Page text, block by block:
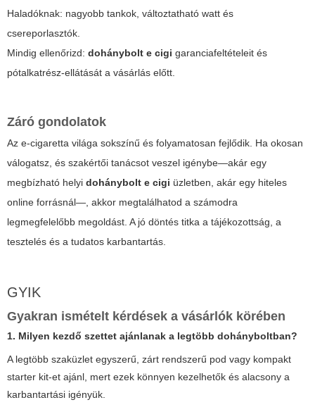
Haladóknak: nagyobb tankok, változtatható watt és
csereporlasztók.
Mindig ellenőrizd: dohánybolt e cigi garanciafeltételeit és
pótalkatrész-ellátását a vásárlás előtt.
Záró gondolatok
Az e-cigaretta világa sokszínű és folyamatosan fejlődik. Ha okosan
válogatsz, és szakértői tanácsot veszel igénybe—akár egy
megbízható helyi dohánybolt e cigi üzletben, akár egy hiteles
online forrásnál—, akkor megtalálhatod a számodra
legmegfelelőbb megoldást. A jó döntés titka a tájékozottság, a
tesztelés és a tudatos karbantartás.
GYIK
Gyakran ismételt kérdések a vásárlók körében
1. Milyen kezdő szettet ajánlanak a legtöbb dohányboltban?
A legtöbb szaküzlet egyszerű, zárt rendszerű pod vagy kompakt
starter kit-et ajánl, mert ezek könnyen kezelhetők és alacsony a
karbantartási igényük.